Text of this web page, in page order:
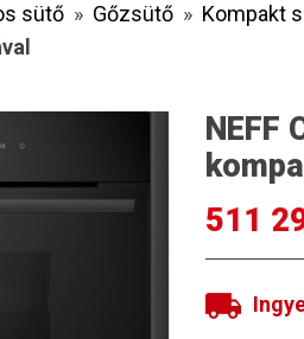
sütő » Gőzsütő » Kompakt
511